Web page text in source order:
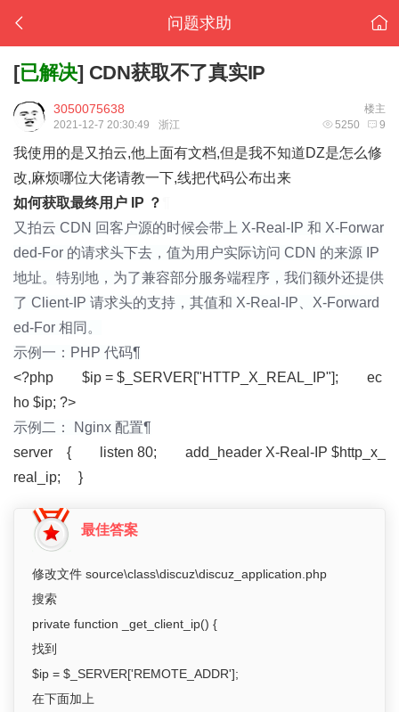
问题求助
[已解决] CDN获取不了真实IP
楼主
3050075638
5250 9
2021-12-7 20:30:49 浙江
我使用的是又拍云,他上面有文档,但是我不知道DZ是怎么修
改,麻烦哪位大佬请教一下,线把代码公布出来
如何获取最终用户 IP ？
又拍云 CDN 回客户源的时候会带上 X-Real-IP 和 X-Forwar
ded-For 的请求头下去，值为用户实际访问 CDN 的来源 IP
地址。特别地，为了兼容部分服务端程序，我们额外还提供
了 Client-IP 请求头的支持，其值和 X-Real-IP、X-Forward
ed-For 相同。
示例一：PHP 代码¶
<?php $ip = $_SERVER["HTTP_X_REAL_IP"]; ec
ho $ip; ?>
示例二： Nginx 配置¶
server { listen 80; add_header X-Real-IP $http_x_
real_ip; }
最佳答案
修改文件 source\class\discuz\discuz_application.php
搜索
private function _get_client_ip() {
找到
$ip = $_SERVER['REMOTE_ADDR'];
在下面加上